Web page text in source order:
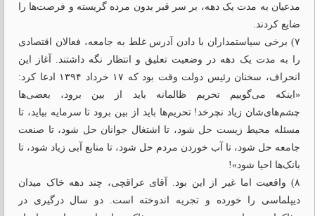
مدعیان به مدت یک دهه، بر سر قبر بدون مرده‌ گریسته و فرصت‌ها را
ضایع کردند.
۷) برخی سیاستمداران با دادن آدرس غلط به جامعه، فعالان اقتصادی
را به مدت یک دهه در وضعیت تعلیق و انتظار نگه داشتند. آغاز این
انحراف، سخنان رئیس دولت وقت بود که ۱۷ خرداد ۱۳۹۴ ادعا کرد:
«اینکه می‌گوییم تحریم ظالمانه باید از بین برود، بعضی‌ها
چشم‌های‌شان زیاد نچرخد! تحریم‌ها باید از بین برود تا سرمایه بیاید، تا
مسئله محیط زیست حل شود، تا اشتغال جوانان حل شود، تا صنعت
جامعه حل شود، تا آب خوردن مردم حل شود، تا منابع آبی زیاد شود، تا
بانک‌ها احیا شود»!
۸) واقعیت اما غیر از این بود. آقای عراقچی، چند دهه خاک میدان
دیپلماسی را خورده و تجریه اندوخته است. دو سال درگیری در